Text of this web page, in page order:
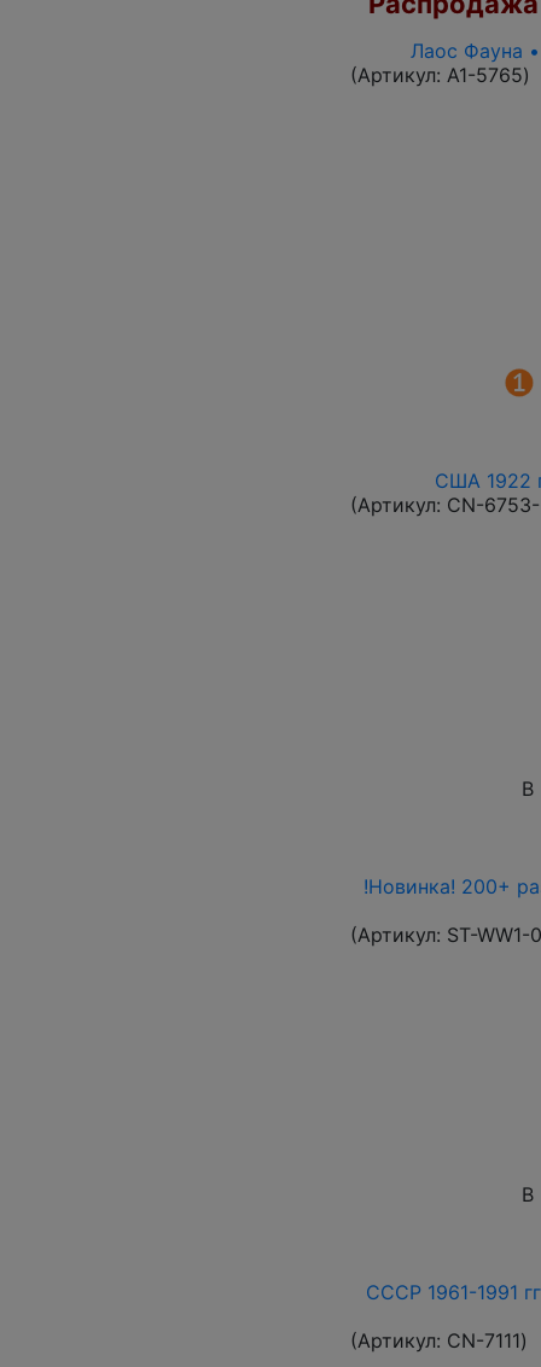
Лаос Фауна
(Артикул: A1-5765)
США 1922
(Артикул: CN-
В
!Новинка! 200+
(Артикул: ST-
В
СССР 1961-1991
(Артикул: СN-7111)